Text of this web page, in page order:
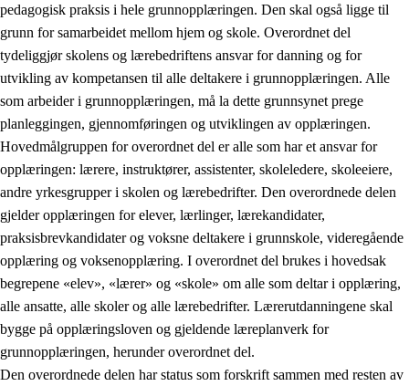
pedagogisk praksis i hele grunnopplæringen. Den skal også ligge til
grunn for samarbeidet mellom hjem og skole. Overordnet del
tydeliggjør skolens og lærebedriftens ansvar for danning og for
utvikling av kompetansen til alle deltakere i grunnopplæringen. Alle
som arbeider i grunnopplæringen, må la dette grunnsynet prege
planleggingen, gjennomføringen og utviklingen av opplæringen.
Hovedmålgruppen for overordnet del er alle som har et ansvar for
opplæringen: lærere, instruktører, assistenter, skoleledere, skoleeiere,
andre yrkesgrupper i skolen og lærebedrifter. Den overordnede delen
gjelder opplæringen for elever, lærlinger, lærekandidater,
praksisbrevkandidater og voksne deltakere i grunnskole, videregående
opplæring og voksenopplæring. I overordnet del brukes i hovedsak
begrepene «elev», «lærer» og «skole» om alle som deltar i opplæring,
alle ansatte, alle skoler og alle lærebedrifter. Lærerutdanningene skal
bygge på opplæringsloven og gjeldende læreplanverk for
grunnopplæringen, herunder overordnet del.
Den overordnede delen har status som forskrift sammen med resten av